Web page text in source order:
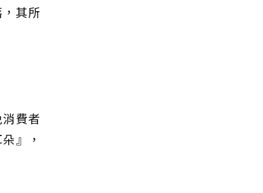
其所
費者
』，